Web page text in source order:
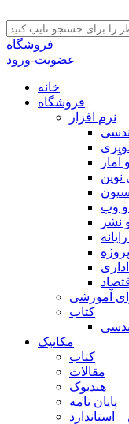
فروشگاه
عضویت-ورود
خانه
فروشگاه
نرم افزار
نوین
و وب
نشر
آموزشی
کتاب
مکانیک
کتاب
مقالات
هندبوک
پایان نامه
استاندارد